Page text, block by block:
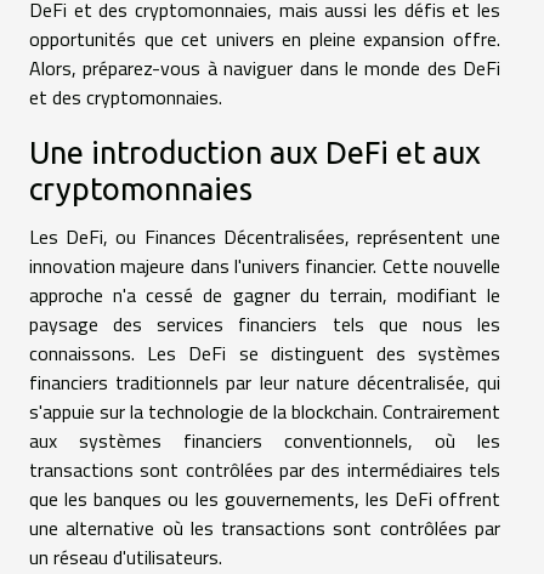
DeFi et des cryptomonnaies, mais aussi les défis et les
opportunités que cet univers en pleine expansion offre.
Alors, préparez-vous à naviguer dans le monde des DeFi
et des cryptomonnaies.
Une introduction aux DeFi et aux
cryptomonnaies
Les DeFi, ou Finances Décentralisées, représentent une
innovation majeure dans l'univers financier. Cette nouvelle
approche n'a cessé de gagner du terrain, modifiant le
paysage des services financiers tels que nous les
connaissons. Les DeFi se distinguent des systèmes
financiers traditionnels par leur nature décentralisée, qui
s'appuie sur la technologie de la blockchain. Contrairement
aux systèmes financiers conventionnels, où les
transactions sont contrôlées par des intermédiaires tels
que les banques ou les gouvernements, les DeFi offrent
une alternative où les transactions sont contrôlées par
un réseau d'utilisateurs.